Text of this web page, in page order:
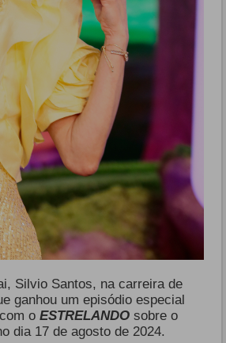
Silvio Santos, na carreira de
ganhou um episódio especial
o ESTRELANDO sobre o
dia 17 de agosto de 2024.